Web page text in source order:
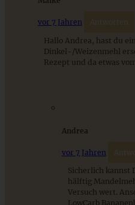
Kernige Cranberry-Kürbis-
vor 7 Jahren Antworten
Hallo Andrea, hast du
Dinkel-/Weizenmehl
Rezept und da etwas
Andrea
vor 7 Jahren
Sicherlich kannst
hälftig
Versuch wert.
LowCarb